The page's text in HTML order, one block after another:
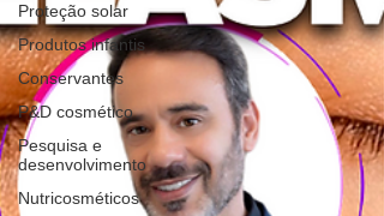
Proteção solar
Produtos infantis
Conservantes
P&D cosmético
Pesquisa e
desenvolvimento
Nutricosméticos